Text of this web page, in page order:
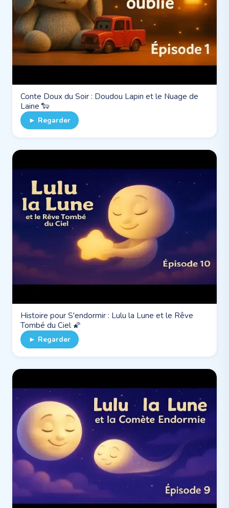
Conte Doux du Soir : Doudou Lapin et le Nuage de
Laine 🐑
► Regarder
Histoire pour S'endormir : Lulu la Lune et le Rêve
Tombé du Ciel 🌠
► Regarder